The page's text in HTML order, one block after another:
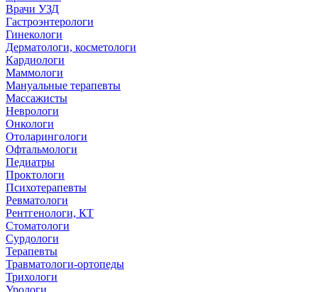
Врачи УЗД
Гастроэнтерологи
Гинекологи
Дерматологи, косметологи
Кардиологи
Маммологи
Мануальные терапевты
Массажисты
Неврологи
Онкологи
Отоларингологи
Офтальмологи
Педиатры
Проктологи
Психотерапевты
Ревматологи
Рентгенологи, КТ
Стоматологи
Сурдологи
Терапевты
Травматологи-ортопеды
Трихологи
Урологи